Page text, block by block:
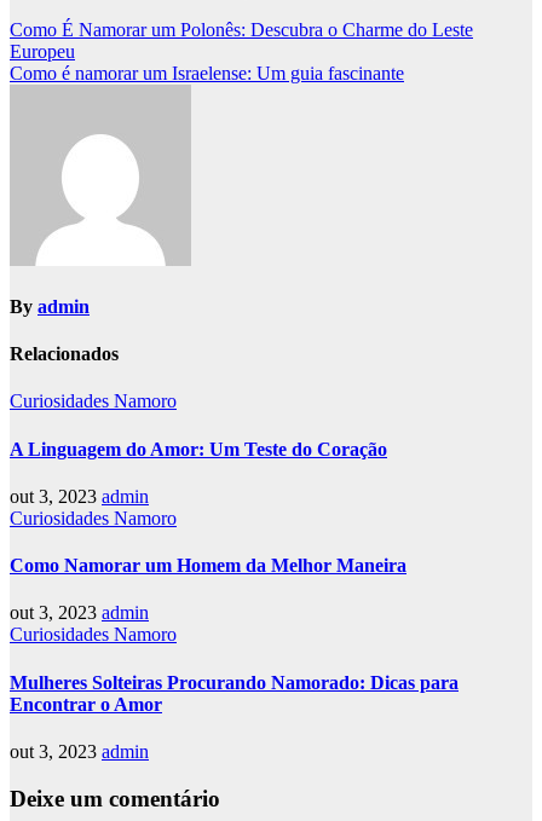
Navegação
de
Como É Namorar um Polonês: Descubra o Charme do Leste
Europeu
Como é namorar um Israelense: Um guia fascinante
By admin
Relacionados
Curiosidades Namoro
A Linguagem do Amor: Um Teste do Coração
out 3, 2023 admin
Curiosidades Namoro
Como Namorar um Homem da Melhor Maneira
out 3, 2023 admin
Curiosidades Namoro
Mulheres Solteiras Procurando Namorado: Dicas para
Encontrar o Amor
out 3, 2023 admin
Deixe um comentário